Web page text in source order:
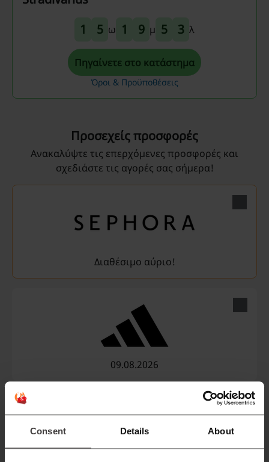
Consent Details About
1
5 ω 1 9 μ 5 3 λ
Πηγαίνετε στο κατάστημα
Όροι & Προϋποθέσεις
Προσεχείς προσφορές
Ανακαλύψτε τις επερχόμενες προσφορές και
σχεδιάστε τις αγορές σας σήμερα!
Διαθέσιμο αύριο!
09.08.2026